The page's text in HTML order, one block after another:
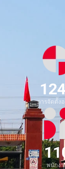
การจัดตั้ง
พนักง